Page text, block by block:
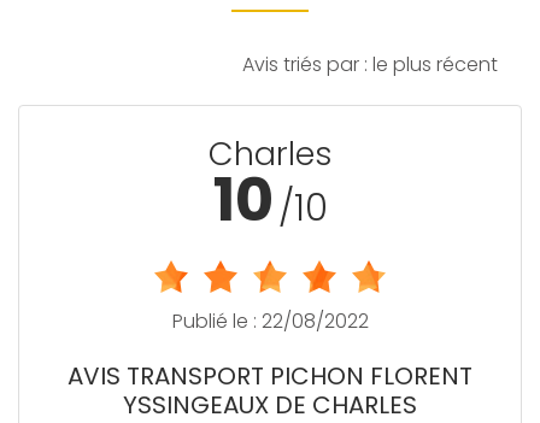
Avis triés par : le plus récent
Charles
10/10
Publié le : 22/08/2022
AVIS TRANSPORT PICHON FLORENT
YSSINGEAUX DE CHARLES